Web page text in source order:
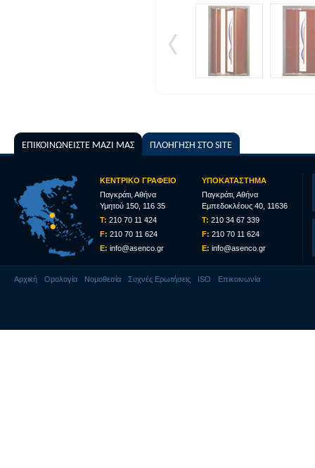
ΕΠΙΚΟΙΝΩΝΕΙΣΤΕ ΜΑΖΙ ΜΑΣ ΠΛΟΗΓΗΣΗ ΣΤΟ SITE
ΚΕΝΤΡΙΚO ΓΡΑΦΕΙΟ
ΥΠΟΚΑΤΑΣΤΗΜΑ
Παγκράτι, Αθήνα
Υμητού 150, 116 35
Παγκράτι, Αθήνα
Εμπεδοκλέους 40, 11636
T: 210 70 11 424 T: 210 34 67 339
F: 210 70 11 624 F: 210 70 11 624
E: info@asenco.gr E: info@asenco.gr
Αρχική Ορολογία Νομοθεσία Συχνές Ερωτήσεις ISO Επικοινωνία